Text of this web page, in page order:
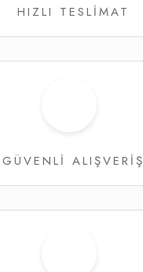
HIZLI TESLİMAT
GÜVENLİ ALIŞVERİŞ